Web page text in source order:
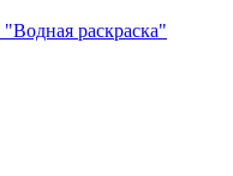
раскраска"